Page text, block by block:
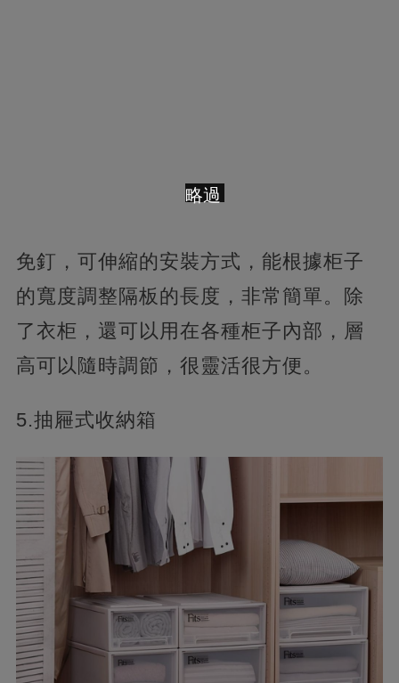
免釘，可伸縮的安裝方式，能根據柜子
的寬度調整隔板的長度，非常簡單。除
了衣柜，還可以用在各種柜子內部，層
高可以隨時調節，很靈活很方便。
5.抽屜式收納箱
略過